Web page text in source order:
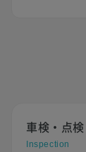
車検・点検
Inspection